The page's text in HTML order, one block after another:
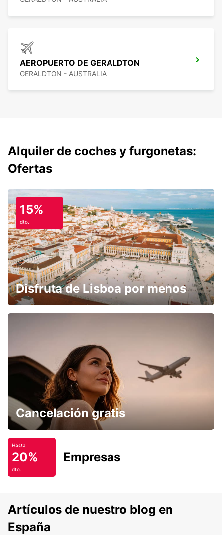
AEROPUERTO DE GERALDTON
GERALDTON - AUSTRALIA
Alquiler de coches y furgonetas:
Ofertas
15%
dto.
Disfruta de Lisboa por menos
Cancelación gratis
Hasta
20%
dto.
Empresas
Artículos de nuestro blog en
España